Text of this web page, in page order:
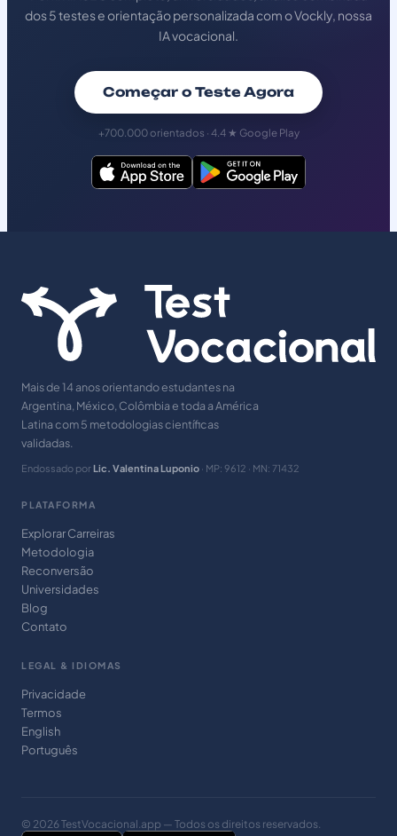
dos 5 testes e orientação personalizada com o Vockly, nossa
IA vocacional.
Começar o Teste Agora
+700.000 orientados · 4.4 ★ Google Play
Mais de 14 anos orientando estudantes na
Argentina, México, Colômbia e toda a América
Latina com 5 metodologias científicas
validadas.
Endossado por Lic. Valentina Luponio · MP: 9612 · MN: 71432
PLATAFORMA
Explorar Carreiras
Metodologia
Reconversão
Universidades
Blog
Contato
LEGAL & IDIOMAS
Privacidade
Termos
English
Português
© 2026 TestVocacional.app — Todos os direitos reservados.